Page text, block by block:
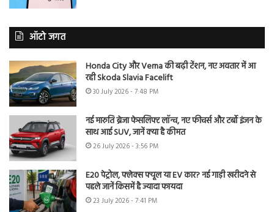
ऑटो जगत
Honda City और Verna की बढ़ी टेंशन, नए अवतार में आ
रही Skoda Slavia Facelift
30 July 2026 - 7:48 PM
नई मारुति ब्रेजा फेसलिफ्ट लॉन्च, नए फीचर्स और टर्बो इंजन के
साथ आई SUV, जानें क्या है कीमत
26 July 2026 - 3:56 PM
E20 पेट्रोल, फ्लेक्स फ्यूल या EV कार? नई गाड़ी खरीदने से
पहले जानें किसमें है ज्यादा फायदा
23 July 2026 - 7:41 PM